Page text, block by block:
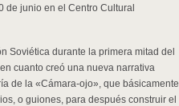
de junio en el Centro Cultural
Soviética durante la primera mitad del
cuanto creó una nueva narrativa
de la «Cámara-ojo», que básicamente
o guiones, para después construir el